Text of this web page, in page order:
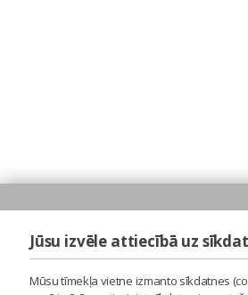
Jūsu izvēle attiecībā uz
Mūsu tīmekļa vietne izmanto sīkdatnes